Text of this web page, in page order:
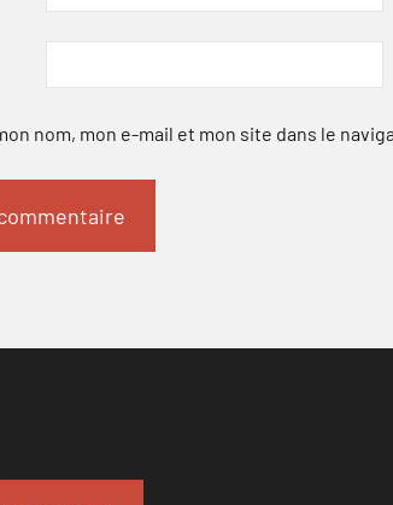
nom, mon e-mail et mon site dans le